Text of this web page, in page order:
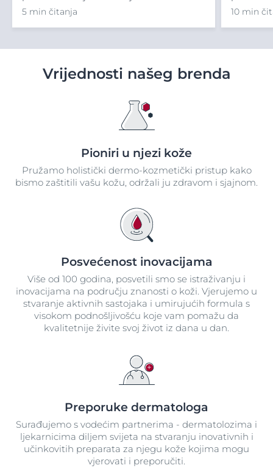
5 min čitanja 10 min
Vrijednosti našeg brenda
Pioniri u njezi kože
Pružamo holistički dermo-kozmetički pristup kako
bismo zaštitili vašu kožu, održali ju zdravom i sjajnom.
Posvećenost inovacijama
Više od 100 godina, posvetili smo se istraživanju i
inovacijama na području znanosti o koži. Vjerujemo u
stvaranje aktivnih sastojaka i umirujućih formula s
visokom podnošljivošću koje vam pomažu da
kvalitetnije živite svoj život iz dana u dan.
Preporuke dermatologa
Surađujemo s vodećim partnerima - dermatolozima i
ljekarnicima diljem svijeta na stvaranju inovativnih i
učinkovitih preparata za njegu kože kojima mogu
vjerovati i preporučiti.